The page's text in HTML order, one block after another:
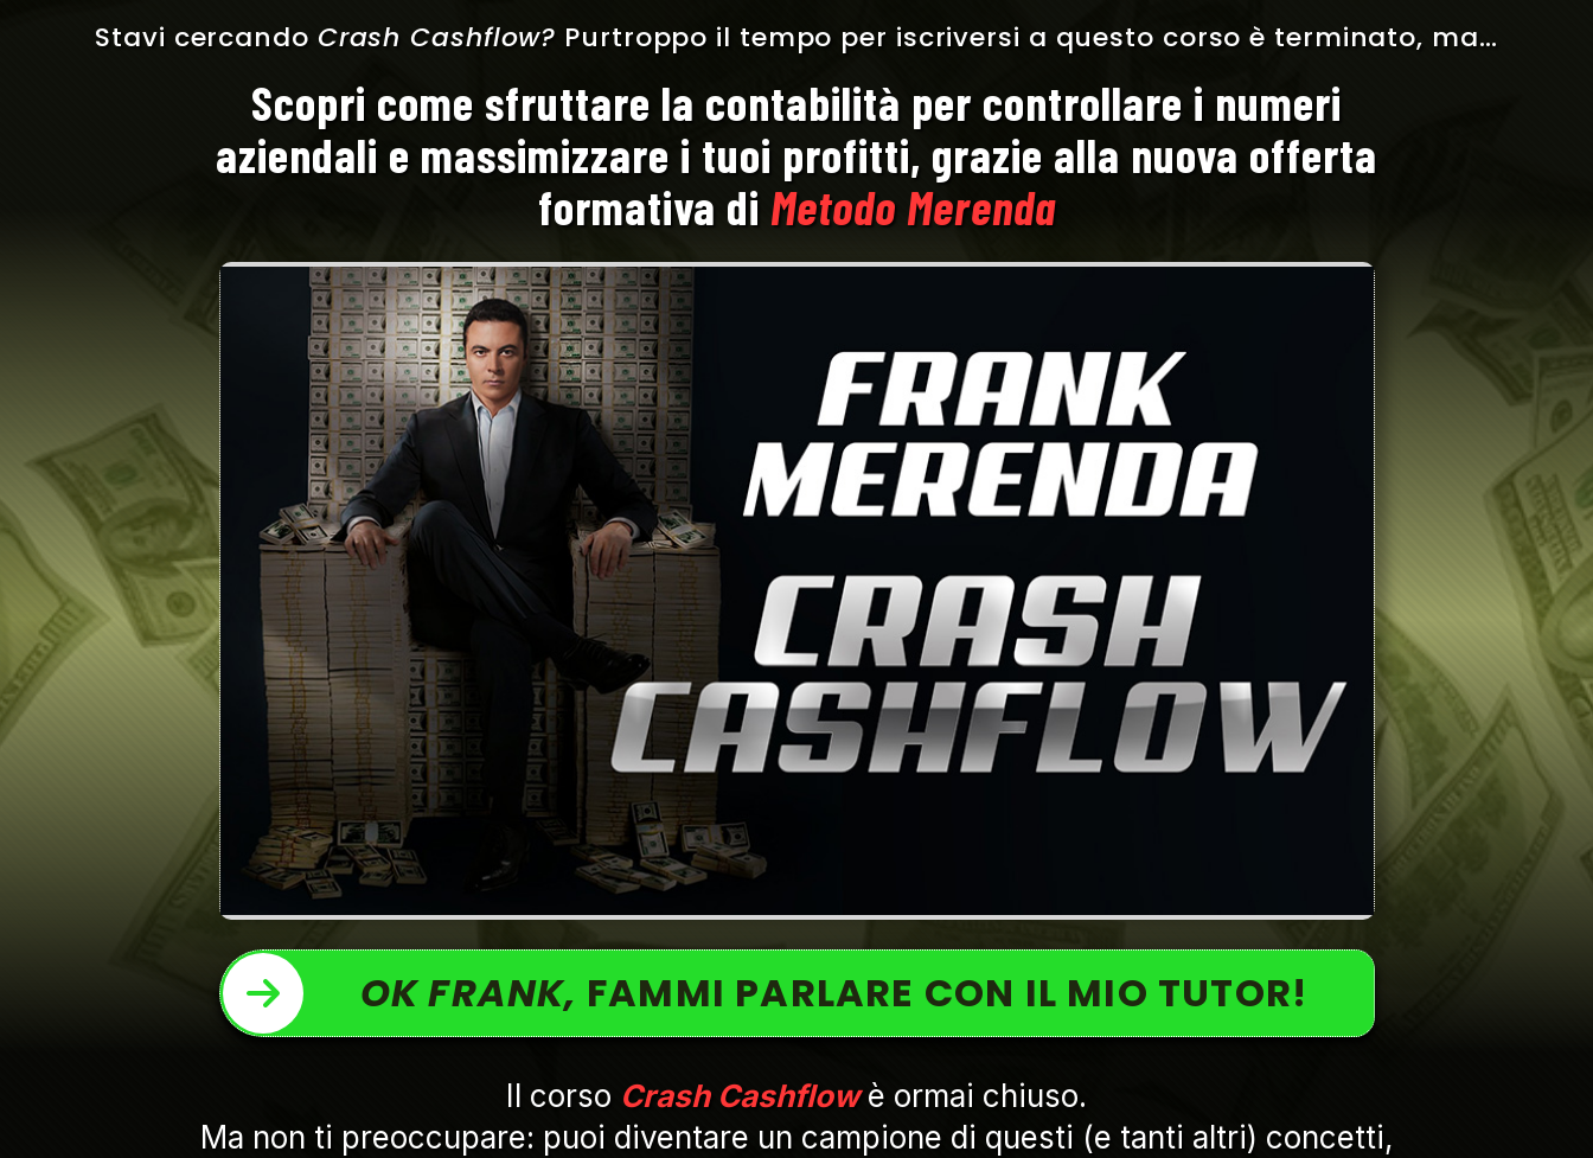
Stavi cercando Crash Cashflow? Purtroppo il tempo per iscriversi a questo corso è terminato, ma…
Scopri come sfruttare la contabilità per controllare i numeri
aziendali e massimizzare i tuoi profitti, grazie alla nuova offerta
formativa di Metodo Merenda
OK FRANK, FAMMI PARLARE CON IL MIO TUTOR!
Il corso Crash Cashflowè ormai chiuso.
Ma non ti preoccupare: puoi diventare un campione di questi (e tanti altri) concetti,